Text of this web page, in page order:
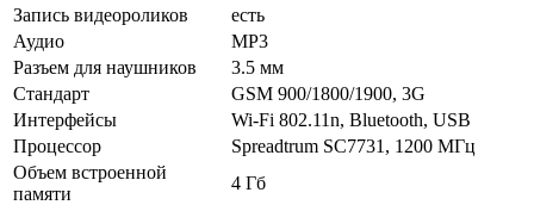
Запись видеороликов
есть
Аудио
MP3
Разъем для наушников
3.5 мм
Стандарт
GSM 900/1800/1900, 3G
Интерфейсы
Wi-Fi 802.11n, Bluetooth, USB
Процессор
Spreadtrum SC7731, 1200 МГц
Объем встроенной
памяти
4 Гб